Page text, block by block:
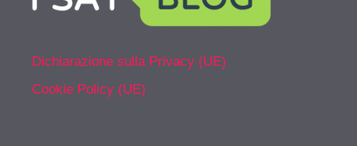
Dichiarazione sulla Privacy (UE)
Cookie Policy (UE)